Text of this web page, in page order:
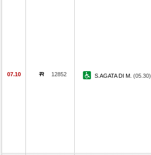
07.10 12852 S.AGATA DI M. (05.30)